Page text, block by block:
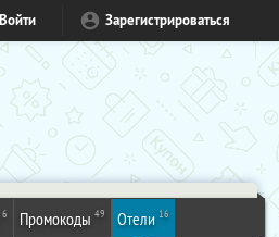
Войти Зарегистрироваться
6 Промокоды 49 Отели 16